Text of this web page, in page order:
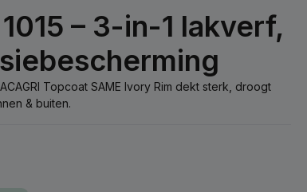
– 3-in-1 lakverf,
Topcoat SAME Ivory Rim dekt sterk, droogt
& buiten.